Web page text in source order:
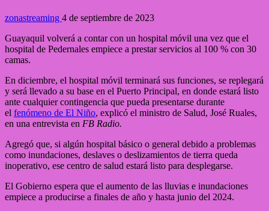
zonastreaming 4 de septiembre de 2023
Guayaquil volverá a contar con un hospital móvil una vez que el
hospital de Pedernales empiece a prestar servicios al 100 % con 30
camas.
En diciembre, el hospital móvil terminará sus funciones, se replegará
y será llevado a su base en el Puerto Principal, en donde estará listo
ante cualquier contingencia que pueda presentarse durante
el fenómeno de El Niño, explicó el ministro de Salud, José Ruales,
en una entrevista en FB Radio.
Agregó que, si algún hospital básico o general debido a problemas
como inundaciones, deslaves o deslizamientos de tierra queda
inoperativo, ese centro de salud estará listo para desplegarse.
El Gobierno espera que el aumento de las lluvias e inundaciones
empiece a producirse a finales de año y hasta junio del 2024.